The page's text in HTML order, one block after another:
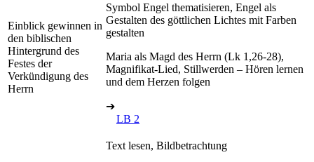
Einblick gewinnen in
den biblischen
Hintergrund des
Festes der
Verkündigung des
Herrn
Symbol Engel thematisieren, Engel als
Gestalten des göttlichen Lichtes mit Farben
gestalten
Maria als Magd des Herrn (Lk 1,26-28),
Magnifikat-Lied, Stillwerden – Hören lernen
und dem Herzen folgen
➔
LB 2
Text lesen, Bildbetrachtung